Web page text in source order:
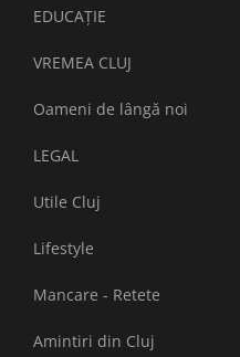
EDUCAȚIE
VREMEA CLUJ
Oameni de lângă noi
LEGAL
Utile Cluj
Lifestyle
Mancare - Retete
Amintiri din Cluj